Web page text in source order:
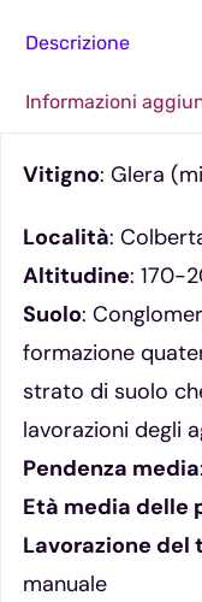
Descrizione
Informazioni
Vitigno: Glera
Località:
Altitudine: 170-
Suolo:
formazione
strato di suolo
lavorazioni degli
Pendenza media
Età media delle
Lavorazione del
manuale